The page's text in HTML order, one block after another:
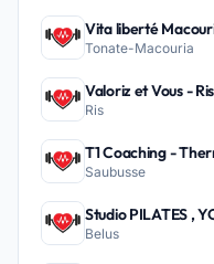
Vita liberté
Tonate-Macouria
Valoriz et Vous - Ris
Ris
T1 Coaching -
Saubusse
Studio PILATES ,
PEYREHORADE -
Belus